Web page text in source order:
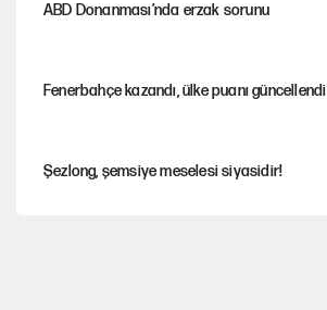
ABD Donanması’nda erzak sorunu
Fenerbahçe kazandı, ülke puanı güncellendi
Şezlong, şemsiye meselesi siyasidir!